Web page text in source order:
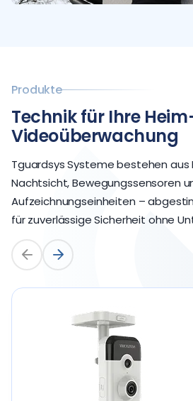
Produkte
Technik für Ihre
Videoüberwachung
Tguardsys Systeme bestehen aus
Nachtsicht, Bewegungssensoren
Aufzeichnungseinheiten –
für zuverlässige Sicherheit ohne